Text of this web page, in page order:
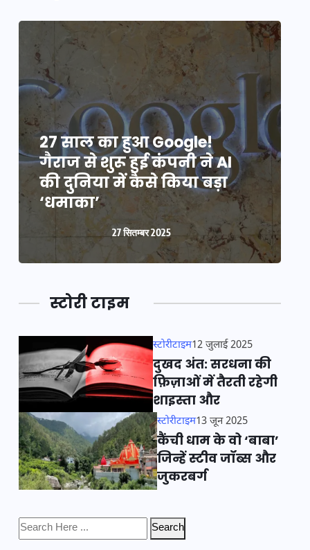
27 साल का हुआ Google!
गैराज से शुरू हुई कंपनी ने AI
की दुनिया में कैसे किया बड़ा
‘धमाका’
27 सितम्बर 2025
स्टोरी टाइम
स्टोरीटाइम12 जुलाई 2025
दुखद अंत: सरधना की
फ़िज़ाओं में तैरती रहेगी
शाइस्ता और
स्टोरीटाइम13 जून 2025
कैंची धाम के वो ‘बाबा’
जिन्हें स्टीव जॉब्स और
जुकरबर्ग
Search